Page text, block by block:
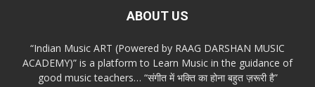
ABOUT US
“Indian Music ART (Powered by RAAG DARSHAN MUSIC
ACADEMY)” is a platform to Learn Music in the guidance of
good music teachers… “संगीत में भक्ति का होना बहुत ज़रूरी है”